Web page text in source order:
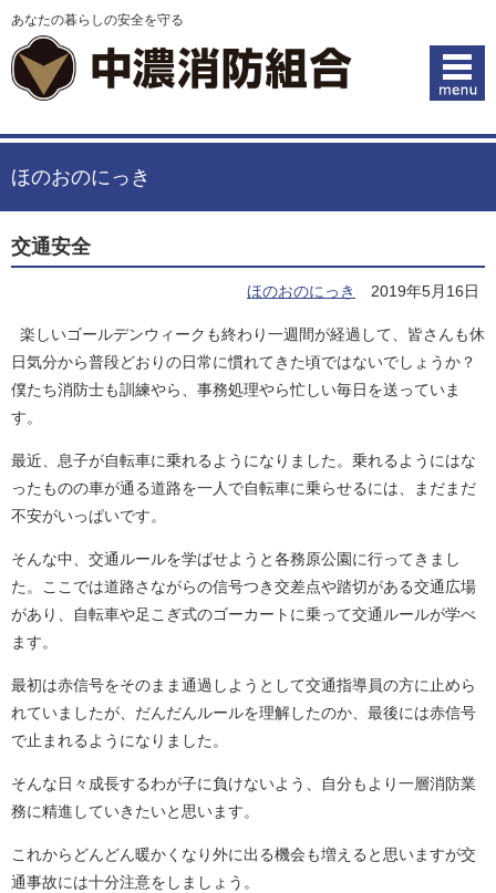
あなたの暮らしの安全を守る
ほのおのにっき
交通安全
ほのおのにっき 2019年5月16日
楽しいゴールデンウィークも終わり一週間が経過して、皆さんも休
日気分から普段どおりの日常に慣れてきた頃ではないでしょうか？
僕たち消防士も訓練やら、事務処理やら忙しい毎日を送っていま
す。
最近、息子が自転車に乗れるようになりました。乗れるようにはな
ったものの車が通る道路を一人で自転車に乗らせるには、まだまだ
不安がいっぱいです。
そんな中、交通ルールを学ばせようと各務原公園に行ってきまし
た。ここでは道路さながらの信号つき交差点や踏切がある交通広場
があり、自転車や足こぎ式のゴーカートに乗って交通ルールが学べ
ます。
最初は赤信号をそのまま通過しようとして交通指導員の方に止めら
れていましたが、だんだんルールを理解したのか、最後には赤信号
で止まれるようになりました。
そんな日々成長するわが子に負けないよう、自分もより一層消防業
務に精進していきたいと思います。
これからどんどん暖かくなり外に出る機会も増えると思いますが交
通事故には十分注意をしましょう。